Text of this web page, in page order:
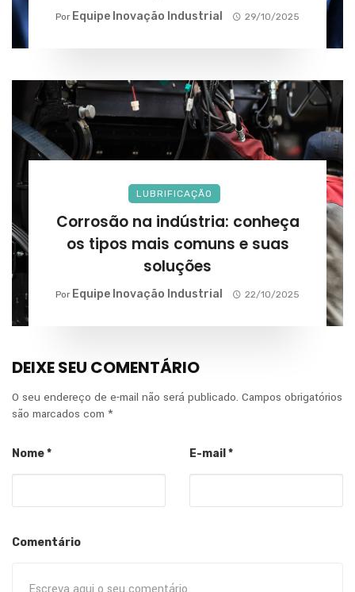
Por Equipe Inovação Industrial 29/10/2025
LUBRIFICAÇÃO
Corrosão na indústria: conheça
os tipos mais comuns e suas
soluções
Por Equipe Inovação Industrial 22/10/2025
DEIXE SEU COMENTÁRIO
O seu endereço de e-mail não será publicado. Campos obrigatórios
são marcados com *
Nome* E-mail *
Comentário